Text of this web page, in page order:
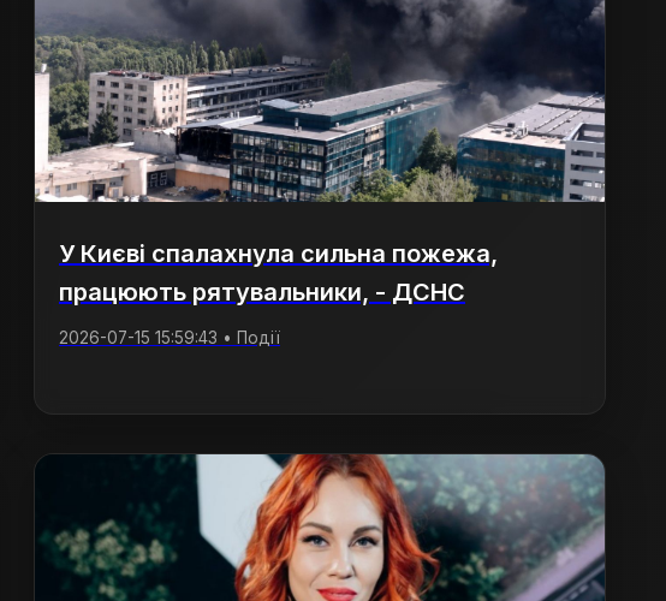
У Києві спалахнула сильна пожежа,
працюють рятувальники, - ДСНС
2026-07-15 15:59:43 • Події